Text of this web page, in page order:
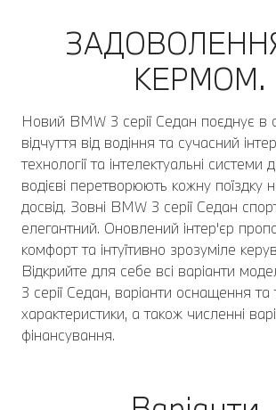
КЕРМОМ.
Новий BMW 3 серії Седан поєднує в
відчуття від водіння та сучасний
технології та інтелектуальні системи
водієві перетворюють кожну поїздку
досвід. Зовні BMW 3 серії Седан
елегантний. Оновлений інтер'єр
комфорт та інтуїтивно зрозуміле
Відкрийте для себе всі варіанти
3 серії Седан, варіанти оснащення та
характеристики, а також численні
фінансування.